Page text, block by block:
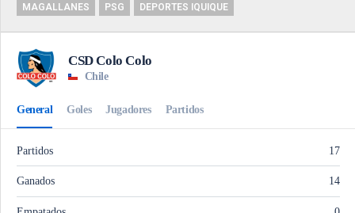
MAGALLANES
PSG DEPORTES IQUIQUE